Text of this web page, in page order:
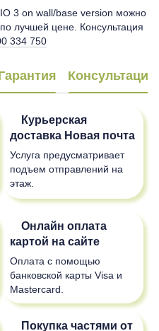
IO 3 on wall/base version можно
по лучшей цене. Консультация
334 750
Консультация
Курьерская
доставка Новая почта
Услуга предусматривает
подъем отправлений на
этаж.
Онлайн оплата
картой на сайте
Оплата с помощью
банковской карты Visa и
Mastercard.
Покупка частями от